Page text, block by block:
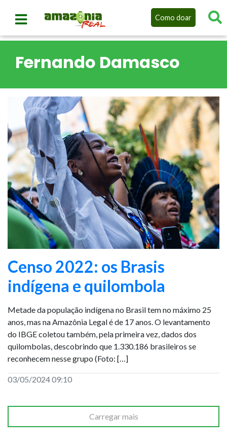
Como doar
Fernando Damasco
Censo 2022: os Brasis
indígena e quilombola
Metade da população indígena no Brasil tem no máximo 25
anos, mas na Amazônia Legal é de 17 anos. O levantamento
do IBGE coletou também, pela primeira vez, dados dos
quilombolas, descobrindo que 1.330.186 brasileiros se
reconhecem nesse grupo (Foto: […]
03/05/2024 09:10
Carregar mais